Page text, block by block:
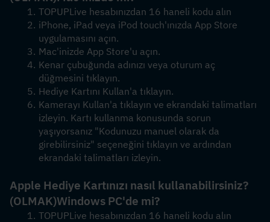
TOPUPLive hesabınızdan 16 haneli kodu alın
iPhone, iPad veya iPod touch'ınızda App Store
uygulamasını açın.
Mac'inizde App Store'u açın.
Kenar çubuğunda adınızı veya oturum aç
düğmesini tıklayın.
Hediye Kartını Kullan'a tıklayın.
Kamerayı Kullan'a tıklayın ve ekrandaki talimatları
izleyin. Kartı kullanma konusunda sorun
yaşıyorsanız "Kodunuzu manuel olarak da
girebilirsiniz" seçeneğini tıklayın ve ardından
ekrandaki talimatları izleyin.
Apple Hediye Kartınızı nasıl kullanabilirsiniz?
(OLMAK)Windows PC'de mi?
TOPUPLive hesabınızdan 16 haneli kodu alın